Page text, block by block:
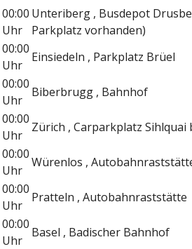
00:00
Uhr
Unteriberg , Busdepot
Parkplatz vorhanden)
00:00
Uhr
Einsiedeln , Parkplatz Brüel
00:00
Uhr
Biberbrugg , Bahnhof
00:00
Uhr
Zürich , Carparkplatz
00:00
Uhr
Würenlos ,
00:00
Uhr
Pratteln , Autobahnraststätte
00:00
Uhr
Basel , Badischer Bahnhof